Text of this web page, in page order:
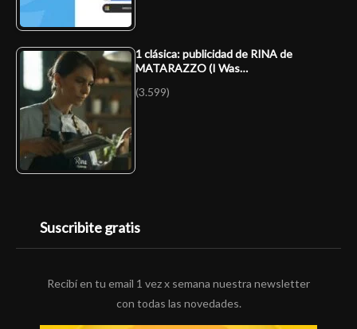
1 clásica: publicidad de RINA de
MATARAZZO (I Was…
(3.599)
Suscribite gratis
Recibí en tu email 1 vez x semana nuestra newsletter
con todas las novedades.